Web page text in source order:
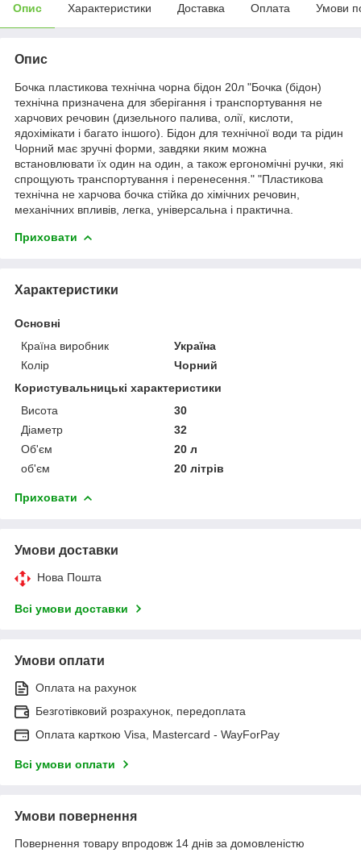
Опис Характеристики Доставка Оплата Умови
Опис
Бочка пластикова технічна чорна бідон 20л "Бочка (бідон)
технічна призначена для зберігання і транспортування не
харчових речовин (дизельного палива, олії, кислоти,
ядохімікати і багато іншого). Бідон для технічної води та рідин
Чорний має зручні форми, завдяки яким можна
встановлювати їх один на один, а також ергономічні ручки, які
спрощують транспортування і перенесення." "Пластикова
технічна не харчова бочка стійка до хімічних речовин,
механічних впливів, легка, універсальна і практична.
Приховати
Характеристики
Основні
Країна виробник
Україна
Колір
Чорний
Користувальницькі характеристики
Висота
30
Діаметр
32
Об'єм
20 л
об'єм
20 літрів
Приховати
Умови доставки
Нова Пошта
Всі умови доставки
Умови оплати
Оплата на рахунок
Безготівковий розрахунок, передоплата
Оплата карткою Visa, Mastercard - WayForPay
Всі умови оплати
Умови повернення
Повернення товару впродовж 14 днів за домовленістю